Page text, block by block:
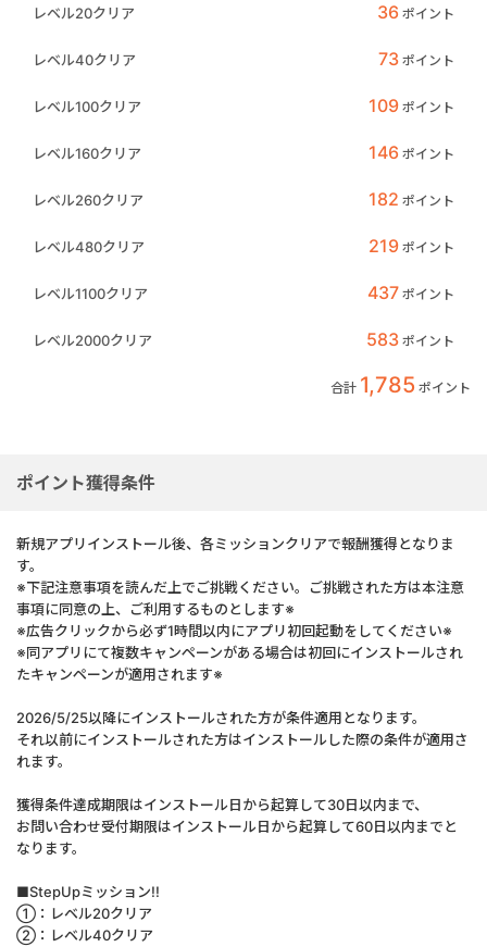
レベル20クリア 36 ポイント
レベル40クリア 73 ポイント
レベル100クリア 109 ポイント
レベル160クリア 146 ポイント
レベル260クリア 182 ポイント
レベル480クリア 219 ポイント
レベル1100クリア 437 ポイント
レベル2000クリア 583 ポイント
合計 1,785 ポイント
ポイント獲得条件
新規アプリインストール後、各ミッションクリアで報酬獲得となりま
す。
※下記注意事項を読んだ上でご挑戦ください。ご挑戦された方は本注意
事項に同意の上、ご利用するものとします※
※広告クリックから必ず1時間以内にアプリ初回起動をしてください※
※同アプリにて複数キャンペーンがある場合は初回にインストールされ
たキャンペーンが適用されます※
2026/5/25以降にインストールされた方が条件適用となります。
それ以前にインストールされた方はインストールした際の条件が適用さ
れます。
獲得条件達成期限はインストール日から起算して30日以内まで、
お問い合わせ受付期限はインストール日から起算して60日以内までと
なります。
■StepUpミッション!!
①：レベル20クリア
②：レベル40クリア